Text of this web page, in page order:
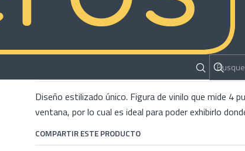
COMPRAR AHORA
Mostrar stock de ubicaciones
Diseño estilizado único. Figura de vinilo que mide 4
ventana, por lo cual es ideal para poder exhibirlo
COMPARTIR ESTE PRODUCTO